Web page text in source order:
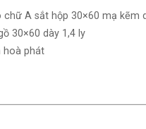
chữ A sắt hộp 30×60 mạ kẽm
30×60 dày 1,4 ly
hoà phát